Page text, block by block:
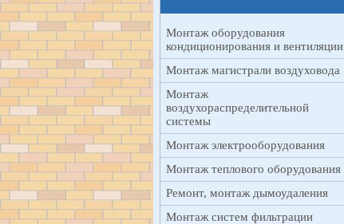
Монтаж оборудования
кондиционирования и вентиляции
Монтаж магистрали воздуховода
Монтаж
воздухораспределительной
системы
Монтаж электрооборудования
Монтаж теплового оборудования
Ремонт, монтаж дымоудаления
Монтаж систем фильтрации